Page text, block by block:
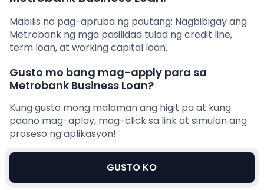
Mabilis na pag-apruba ng pautang; Nagbibigay ang
Metrobank ng mga pasilidad tulad ng credit line,
term loan, at working capital loan.
Gusto mo bang mag-apply para sa
Metrobank Business Loan?
Kung gusto mong malaman ang higit pa at kung
paano mag-aplay, mag-click sa link at simulan ang
proseso ng aplikasyon!
GUSTO KO